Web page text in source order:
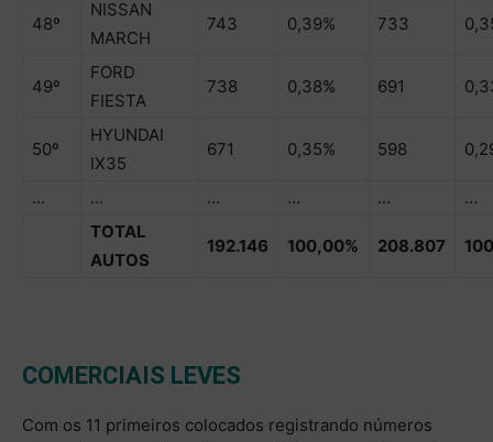
48º
NISSAN
MARCH
743 0,39% 733
49º
FORD
FIESTA
738 0,38% 691
50º
HYUNDAI
IX35
671 0,35% 598
… … … … …
…
TOTAL
AUTOS
192.146 100,00% 208.807
COMERCIAIS LEVES
Com os 11 primeiros colocados registrando números